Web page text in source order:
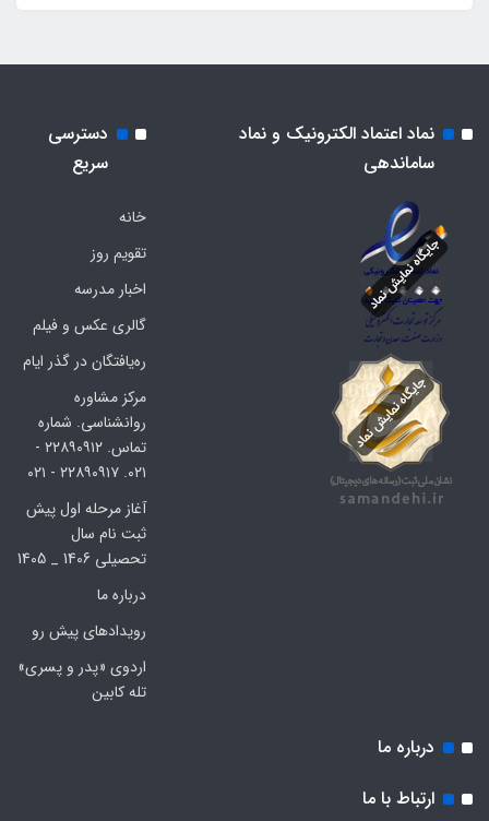
نماد اعتماد الکترونیک و نماد
ساماندهی
دسترسی
سریع
خانه
تقویم روز
اخبار مدرسه
گالری عکس و فیلم
ره‌یافتگان در گذر ایام
مرکز مشاوره
روانشناسی. شماره
تماس. ۲۲۸۹۰۹۱۲ -
۰۲۱. ۲۲۸۹۰۹۱۷ - ۰۲۱
آغاز مرحله اول پیش
ثبت نام سال
تحصیلی 1406 _ 1405
درباره ما
رویدادهای پیش رو
اردوی «پدر و پسری»
تله کابین
درباره ما
ارتباط با ما